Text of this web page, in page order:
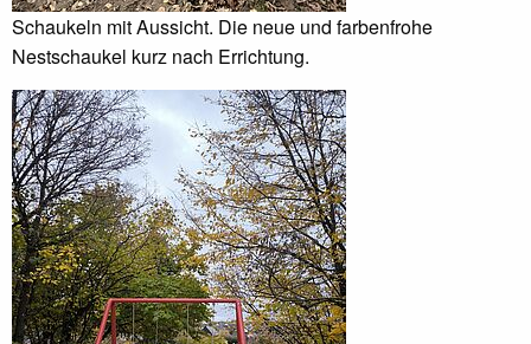
Schaukeln mit Aussicht. Die neue und farbenfrohe
Nestschaukel kurz nach Errichtung.